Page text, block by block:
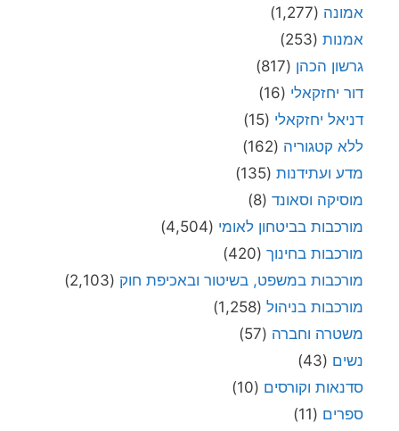
אמונה (1,277)
אמנות (253)
גרשון הכהן (817)
דור יחזקאלי (16)
דניאל יחזקאלי (15)
ללא קטגוריה (162)
מדע ועתידנות (135)
מוסיקה וסאונד (8)
מורכבות בביטחון לאומי (4,504)
מורכבות בחינוך (420)
מורכבות במשפט, בשיטור ובאכיפת חוק (2,103)
מורכבות בניהול (1,258)
משטרה וחברה (57)
נשים (43)
סדנאות וקורסים (10)
ספרים (11)